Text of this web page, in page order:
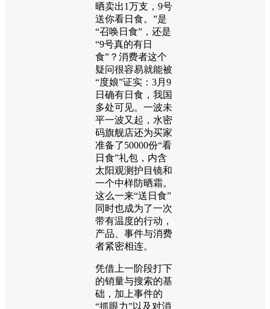
晒卖出1万支，9号
送你看日食。”是
“召唤日食”，还是
“9号真的有日
食”？消费者这个
疑问很容易就能被
“度娘”证实：3月9
日确有日食，我国
多处可见。一波未
平一波又起，水密
码旗舰店还为买家
准备了50000份“看
日食”礼包，内含
太阳观测护目镜和
一个中样防晒霜。
这么一来“送日食”
同时也成为了一次
带有温度的行动，
产品、事件与消费
者紧密相连。
凭借上一阶段打下
的销量与搜索的基
础，加上事件的
“抓眼力”以及对消